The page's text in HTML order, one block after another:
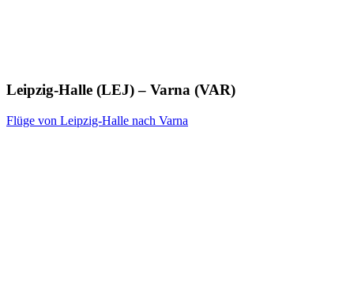
Leipzig-Halle (LEJ) – Varna (VAR)
Flüge von Leipzig-Halle nach Varna